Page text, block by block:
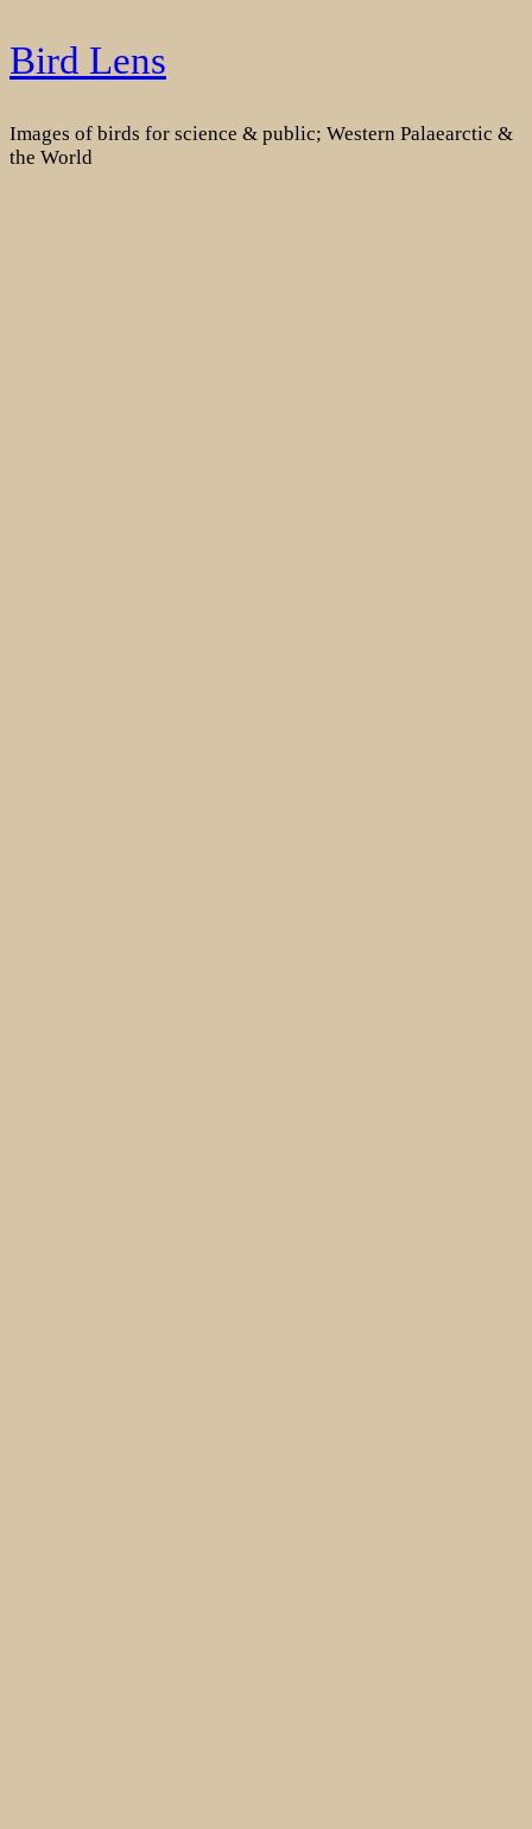
Skip
to
Bird Lens
Images of birds for science & public; Western Palaearctic &
the World